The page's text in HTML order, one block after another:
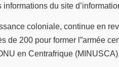
du site
coloniale, continue en
de 200 pour former l”armée
en Centrafrique